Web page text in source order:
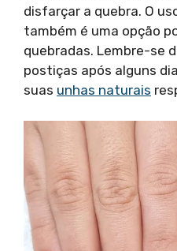
disfarçar a quebra. O
também é uma opção
quebradas. Lembre-se
postiças após alguns
suas unhas naturais